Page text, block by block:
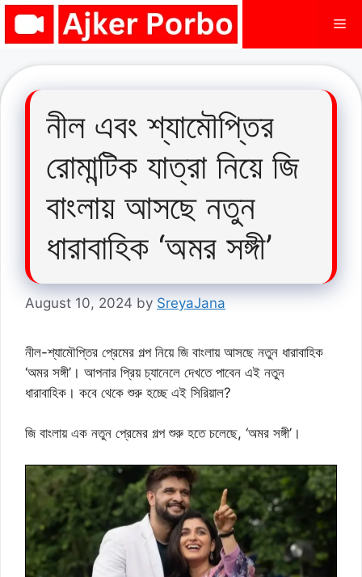
Skip
নীল এবং শ্যামৌপ্তির
রোমান্টিক যাত্রা নিয়ে জি
বাংলায় আসছে নতুন
ধারাবাহিক ‘অমর সঙ্গী’
August 10, 2024 by SreyaJana
নীল-শ্যামৌপ্তির প্রেমের গল্প নিয়ে জি বাংলায় আসছে নতুন ধারাবাহিক
‘অমর সঙ্গী’। আপনার প্রিয় চ্যানেলে দেখতে পাবেন এই নতুন
ধারাবাহিক। কবে থেকে শুরু হচ্ছে এই সিরিয়াল?
জি বাংলায় এক নতুন প্রেমের গল্প শুরু হতে চলেছে, ‘অমর সঙ্গী’।